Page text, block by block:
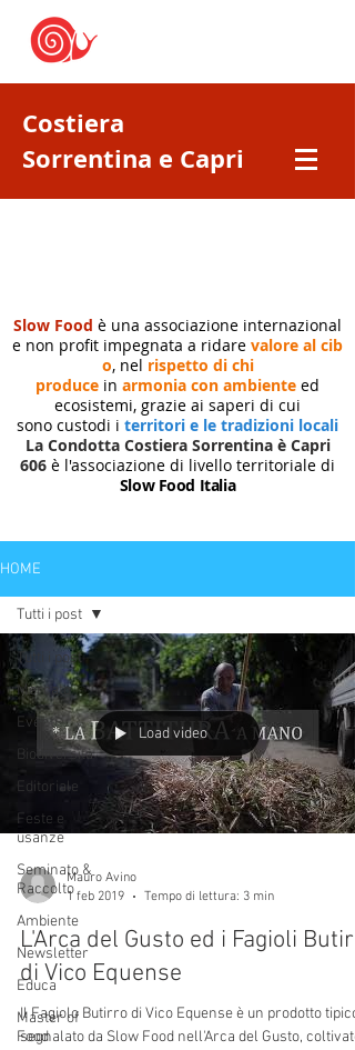
Costiera
Sorrentina e Capri
Slow Food è una associazione internazional
e non profit impegnata a ridare valore al cib
o, nel rispetto di chi
produce in armonia con ambiente ed
ecosistemi, grazie ai saperi di cui
sono custodi i territori e le tradizioni locali
La Condotta Costiera Sorrentina è Capri
606 è l'associazione di livello territoriale di
Slow Food Italia
HOME
Tutti i post
Mercato
Eventi
Biodiversità
Editoriale
Feste e
usanze
Seminato &
Raccolto
Ambiente
Newsletter
Educa
Master of
Food
Tutti i post
Load video
Mauro Avino
1 feb 2019
Tempo di lettura: 3 min
L'Arca del Gusto ed i Fagioli Butirri
di Vico Equense
Il Fagiolo Butirro di Vico Equense è un prodotto tipico
segnalato da Slow Food nell'Arca del Gusto, coltivato